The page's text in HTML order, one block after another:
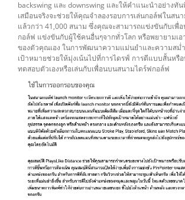
backswing และ downswing และให้คำแนะนำอย่างทั
เสมือนจริงจะช่วยให้คุณจำลองรอบการเล่นกอล์ฟในสน
แล้วกว่า 41,000 สนาม ซึ่งคุณจะสามารถแข่งขันกับเพื่
กอล์ฟ แข่งขันกับผู้ใช้คนอื่นๆจากทั่วโลก หรือพยายามเ
ของตัวคุณเอง ในการพัฒนาความแม่นยำและความสม่
เป้าหมายช่วยให้มุ่งเน้นไปที่การไดรฟ์ การตีแบบสั้นห
ทดสอบตัวเองหรือเล่นกับเพื่อนบนสนามไดร์ฟกอล์ฟ